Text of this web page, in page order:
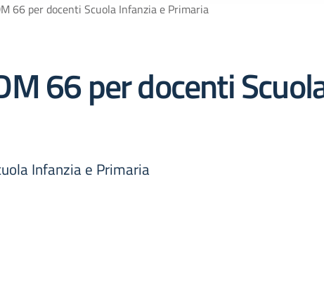
66 per docenti Scuola Infanzia e Primaria
66 per docenti
Infanzia e Primaria